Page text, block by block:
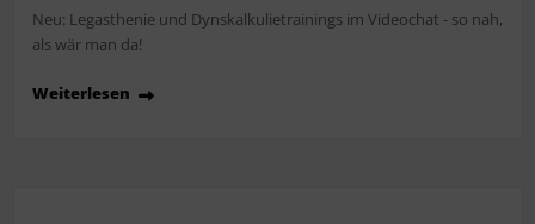
Neu: Legasthenie und Dynskalkulietrainings im Videochat - so nah,
als wär man da!
Weiterlesen